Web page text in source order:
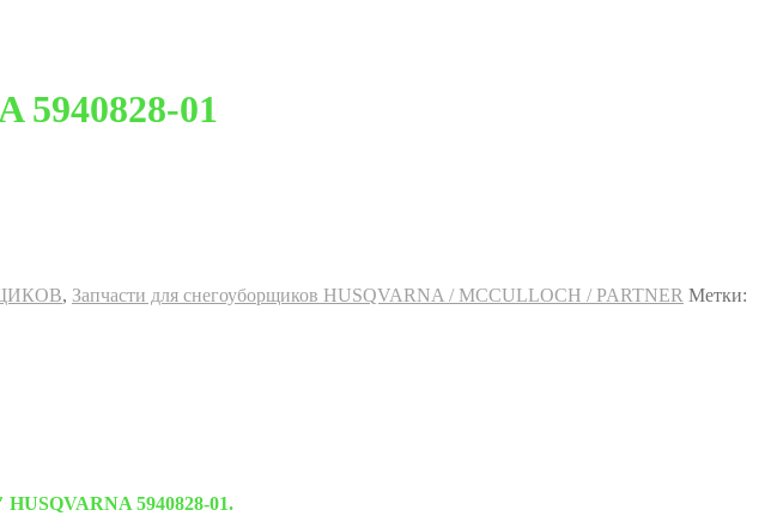
5940828-01
, Запчасти для снегоуборщиков HUSQVARNA / MCCULLOCH / PARTNER Метки:
5940828-01.